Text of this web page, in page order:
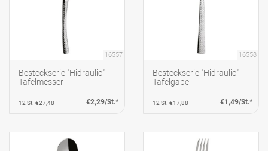
16557
Besteckserie "Hidraulic"
Tafelmesser
12 St. €27,48 €2,29/St.*
16558
Besteckserie "Hidraulic"
Tafelgabel
12 St. €17,88 €1,49/St.*